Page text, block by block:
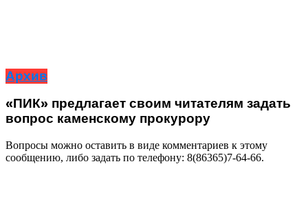
Архив
«ПИК» предлагает своим читателям задать
вопрос каменскому прокурору
Вопросы можно оставить в виде комментариев к этому
сообщению, либо задать по телефону: 8(86365)7-64-66.